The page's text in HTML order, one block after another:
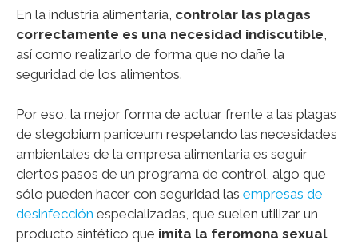
En la industria alimentaria, controlar las plagas
correctamente es una necesidad indiscutible
así como realizarlo de forma que no dañe la
seguridad de los alimentos.
Por eso, la mejor forma de actuar frente a las plagas
de stegobium paniceum respetando las necesidades
ambientales de la empresa alimentaria es seguir
ciertos pasos de un programa de control, algo que
sólo pueden hacer con seguridad las empresas de
desinfección especializadas, que suelen utilizar un
producto sintético que imita la feromona sexual